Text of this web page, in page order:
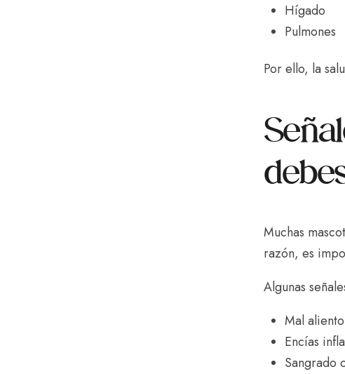
Hígado
Pulmones
Por ello, la
Muchas
razón, es
Algunas
Mal
Encías
Sangrado